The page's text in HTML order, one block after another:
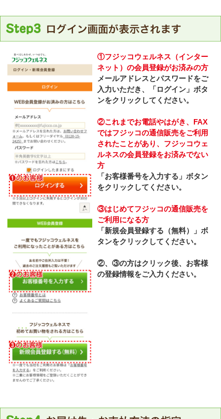
①フジッコウェルネス（インター
ネット）の会員登録がお済みの方
メールアドレスとパスワードをご
入力いただき、「ログイン」ボタ
ンをクリックしてください。
②これまでお電話やはがき、FAX
ではフジッコの通信販売をご利用
されたことがあり、フジッコウェ
ルネスの会員登録をお済みでない
方
「お客様番号を入力する」ボタン
をクリックしてください。
③はじめてフジッコの通信販売を
ご利用になる方
「新規会員登録する（無料）」ボ
タンをクリックしてください。
②、③の方はクリック後、お客様
の登録情報をご入力ください。